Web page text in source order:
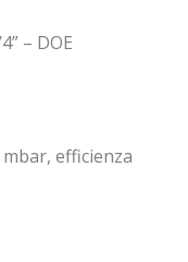
– DOE
efficienza